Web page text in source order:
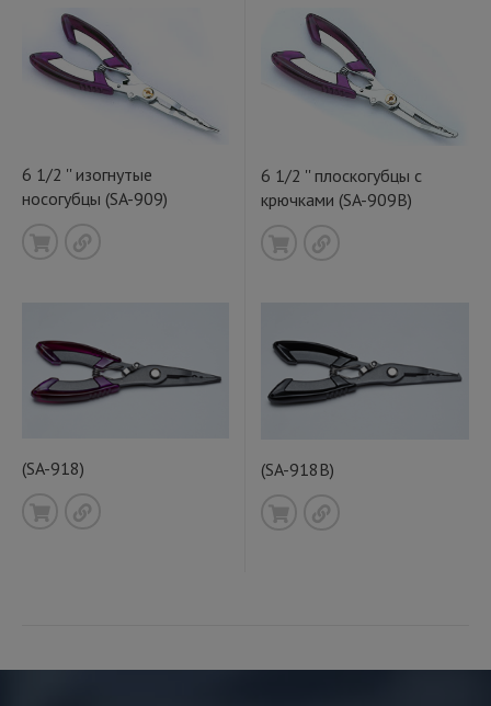
6 1/2 '' изогнутые
носогубцы (SA-909)
6 1/2 '' плоскогубцы с
крючками (SA-909B)
(SA-918) (SA-918B)